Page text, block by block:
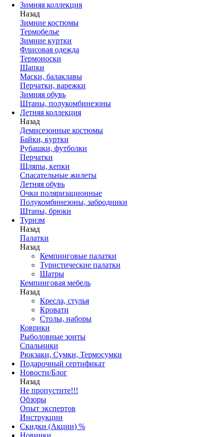
Зимняя коллекция
Назад
Зимние костюмы
Термобелье
Зимние куртки
Флисовая одежда
Термоноски
Шапки
Маски, балаклавы
Перчатки, варежки
Зимняя обувь
Штаны, полукомбинезоны
Летняя коллекция
Назад
Демисезонные костюмы
Байки, куртки
Рубашки, футболки
Перчатки
Шляпы, кепки
Спасательные жилеты
Летняя обувь
Очки поляризационные
Полукомбинезоны, забродники
Штаны, брюки
Туризм
Назад
Палатки
Назад
Кемпинговые палатки
Туристические палатки
Шатры
Кемпинговая мебель
Назад
Кресла, стулья
Кровати
Столы, наборы
Коврики
Рыболовные зонты
Спальники
Рюкзаки, Сумки, Термосумки
Подарочный сертификат
Новости/Блог
Назад
Не пропустите!!!
Обзоры
Опыт экспертов
Инструкции
Скидки (Акции) %
Новинки